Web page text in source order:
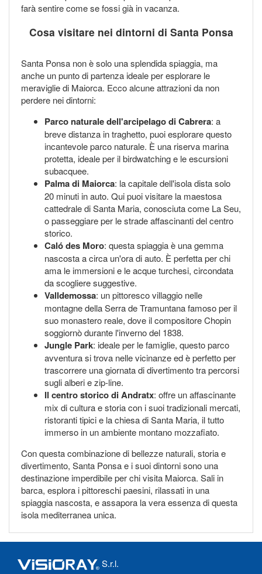
farà sentire come se fossi già in vacanza.
Cosa visitare nei dintorni di Santa Ponsa
Santa Ponsa non è solo una splendida spiaggia, ma
anche un punto di partenza ideale per esplorare le
meraviglie di Maiorca. Ecco alcune attrazioni da non
perdere nei dintorni:
Parco naturale dell'arcipelago di Cabrera: a
breve distanza in traghetto, puoi esplorare questo
incantevole parco naturale. È una riserva marina
protetta, ideale per il birdwatching e le escursioni
subacquee.
Palma di Maiorca: la capitale dell'isola dista solo
20 minuti in auto. Qui puoi visitare la maestosa
cattedrale di Santa Maria, conosciuta come La Seu,
o passeggiare per le strade affascinanti del centro
storico.
Caló des Moro: questa spiaggia è una gemma
nascosta a circa un'ora di auto. È perfetta per chi
ama le immersioni e le acque turchesi, circondata
da scogliere suggestive.
Valldemossa: un pittoresco villaggio nelle
montagne della Serra de Tramuntana famoso per il
suo monastero reale, dove il compositore Chopin
soggiornò durante l'inverno del 1838.
Jungle Park: ideale per le famiglie, questo parco
avventura si trova nelle vicinanze ed è perfetto per
trascorrere una giornata di divertimento tra percorsi
sugli alberi e zip-line.
Il centro storico di Andratx: offre un affascinante
mix di cultura e storia con i suoi tradizionali mercati,
ristoranti tipici e la chiesa di Santa Maria, il tutto
immerso in un ambiente montano mozzafiato.
Con questa combinazione di bellezze naturali, storia e
divertimento, Santa Ponsa e i suoi dintorni sono una
destinazione imperdibile per chi visita Maiorca. Sali in
barca, esplora i pittoreschi paesini, rilassati in una
spiaggia nascosta, e assapora la vera essenza di questa
isola mediterranea unica.
S.r.l.